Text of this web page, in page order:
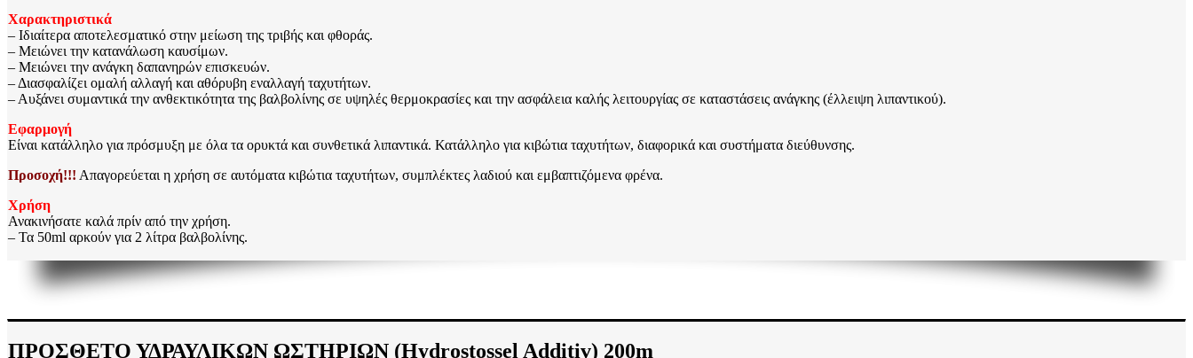
Χαρακτηριστικά
– Ιδιαίτερα αποτελεσματικό στην μείωση της τριβής και φθοράς.
– Μειώνει την κατανάλωση καυσίμων.
– Μειώνει την ανάγκη δαπανηρών επισκευών.
– Διασφαλίζει ομαλή αλλαγή και αθόρυβη εναλλαγή ταχυτήτων.
– Αυξάνει συμαντικά την ανθεκτικότητα της βαλβολίνης σε υψηλές θερμοκρασίες και την ασφάλεια καλής λειτουργίας σε καταστάσεις ανάγκης (έλλειψη λιπαντικού).
Εφαρμογή
Είναι κατάλληλο για πρόσμυξη με όλα τα ορυκτά και συνθετικά λιπαντικά. Κατάλληλο για κιβώτια ταχυτήτων, διαφορικά και συστήματα διεύθυνσης.
Προσοχή!!! Απαγορεύεται η χρήση σε αυτόματα κιβώτια ταχυτήτων, συμπλέκτες λαδιού και εμβαπτιζόμενα φρένα.
Χρήση
Ανακινήσατε καλά πρίν από την χρήση.
– Τα 50ml αρκούν για 2 λίτρα βαλβολίνης.
ΠΡΟΣΘΕΤΟ ΥΔΡΑΥΛΙΚΩΝ ΩΣΤΗΡΙΩΝ (Hydrostossel Additiv) 200m